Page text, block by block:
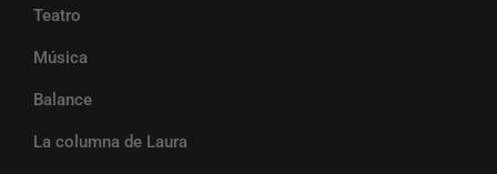
Teatro
Música
Balance
La columna de Laura